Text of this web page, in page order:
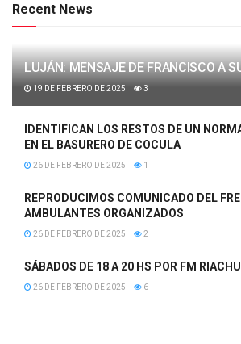
Recent News
LUJÁN: MENSAJE DE FRANCISCO A
19 DE FEBRERO DE 2025 3
IDENTIFICAN LOS RESTOS DE UN
EN EL BASURERO DE COCULA
26 DE FEBRERO DE 2025 1
REPRODUCIMOS COMUNICADO DEL
AMBULANTES ORGANIZADOS
26 DE FEBRERO DE 2025 2
SÁBADOS DE 18 A 20 HS POR FM
26 DE FEBRERO DE 2025 6